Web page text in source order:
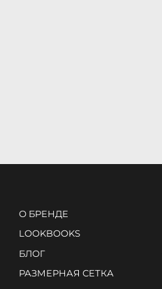
О БРЕНДЕ
LOOKBOOKS
БЛОГ
РАЗМЕРНАЯ СЕТКА